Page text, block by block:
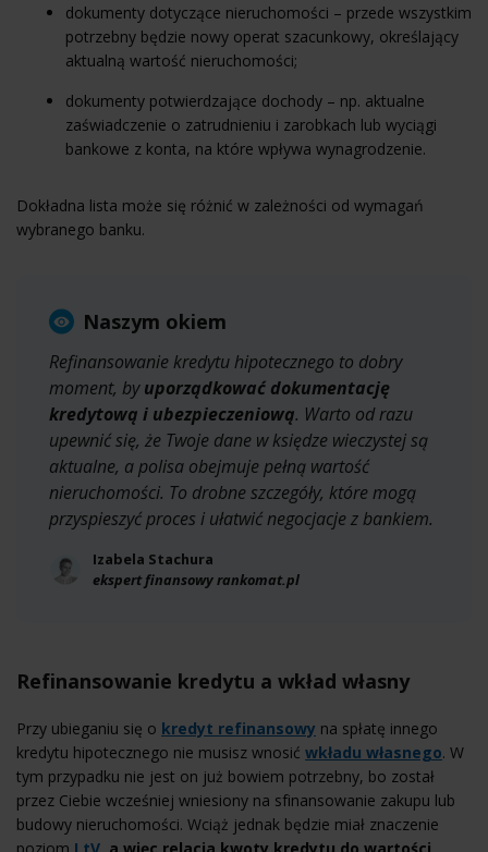
dokumenty dotyczące nieruchomości – przede wszystkim
potrzebny będzie nowy operat szacunkowy, określający
aktualną wartość nieruchomości;
dokumenty potwierdzające dochody – np. aktualne
zaświadczenie o zatrudnieniu i zarobkach lub wyciągi
bankowe z konta, na które wpływa wynagrodzenie.
Dokładna lista może się różnić w zależności od wymagań
wybranego banku.
Naszym okiem
Refinansowanie kredytu hipotecznego to dobry
moment, byuporządkować dokumentację
kredytową i ubezpieczeniową. Warto od razu
upewnić się, że Twoje dane w księdze wieczystej są
aktualne, a polisa obejmuje pełną wartość
nieruchomości. To drobne szczegóły, które mogą
przyspieszyć proces i ułatwić negocjacje z bankiem.
Izabela Stachura
ekspert finansowy rankomat.pl
Refinansowanie kredytu a wkład własny
Przy ubieganiu się o kredyt refinansowy na spłatę innego
kredytu hipotecznego nie musisz wnosić wkładu własnego. W
tym przypadku nie jest on już bowiem potrzebny, bo został
przez Ciebie wcześniej wniesiony na sfinansowanie zakupu lub
budowy nieruchomości. Wciąż jednak będzie miał znaczenie
poziom LtV, a więc relacja kwoty kredytu do wartości